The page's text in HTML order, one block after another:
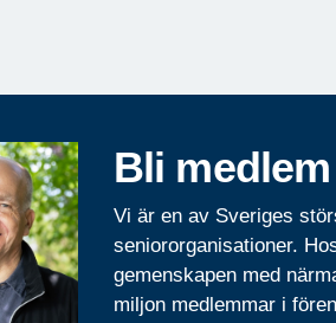
Bli medlem
Vi är en av Sveriges
seniororganisationer.
gemenskapen med
miljon medlemmar i